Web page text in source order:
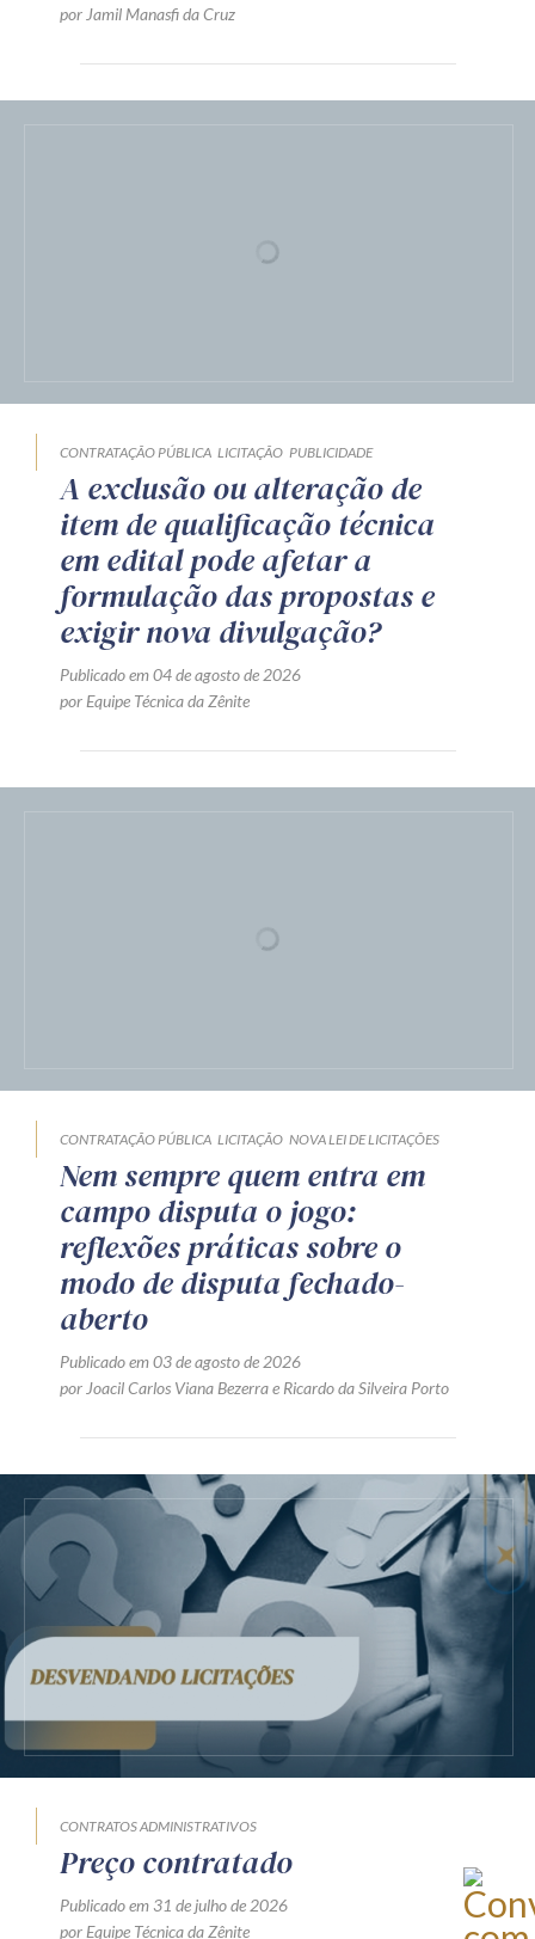
por Jamil Manasfi da Cruz
CONTRATAÇÃO PÚBLICA LICITAÇÃO PUBLICIDADE
A exclusão ou alteração de
item de qualificação técnica
em edital pode afetar a
formulação das propostas e
exigir nova divulgação?
Publicado em 04 de agosto de 2026
por Equipe Técnica da Zênite
CONTRATAÇÃO PÚBLICA LICITAÇÃO NOVA LEI DE LICITAÇÕES
Nem sempre quem entra em
campo disputa o jogo:
reflexões práticas sobre o
modo de disputa fechado-
aberto
Publicado em 03 de agosto de 2026
por Joacil Carlos Viana Bezerrae Ricardo da Silveira Porto
CONTRATOS ADMINISTRATIVOS
Preço contratado
Publicado em 31 de julho de 2026
por Equipe Técnica da Zênite